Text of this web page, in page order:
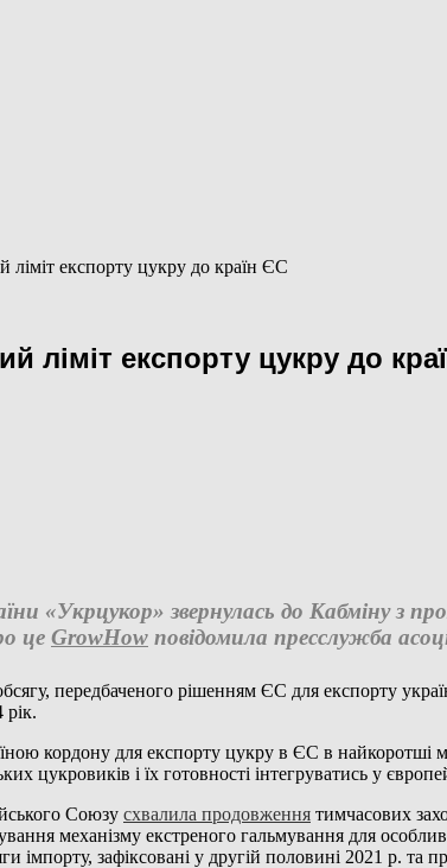
ліміт експорту цукру до країн ЄС
ліміт експорту цукру до
«Укрцукор» звернулась до Кабміну з
це GrowHow повідомила пресслужба
передбаченого рішенням ЄС для експорту
кордону для експорту цукру в ЄС в
цукровиків і їх готовності інтегруватись у
Союзу схвалила продовження тимчасових
механізму екстреного гальмування для
імпорту, зафіксовані у другій половині 2021 р. та